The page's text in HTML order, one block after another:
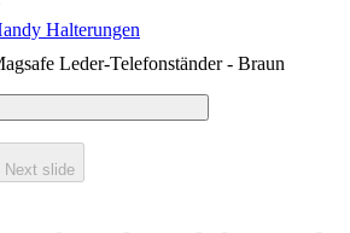
Halterungen
Leder-Telefonständer - Braun
Next slide